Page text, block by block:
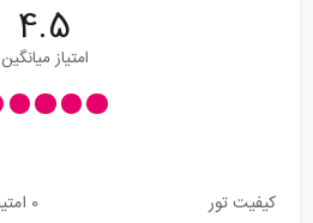
4.5
امتیاز میانگین
کیفیت تور 0 امتیاز